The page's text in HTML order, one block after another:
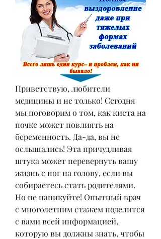
Приветствую, любители
медицины и не только! Сегодня
мы поговорим о том, как киста на
почке может повлиять на
беременность. Да-да, вы не
ослышались! Эта причудливая
штука может перевернуть вашу
жизнь с ног на голову, если вы
собираетесь стать родителями.
Но не паникуйте! Опытный врач
с многолетним стажем поделится
с вами всей информацией,
которую вы должны знать, чтобы